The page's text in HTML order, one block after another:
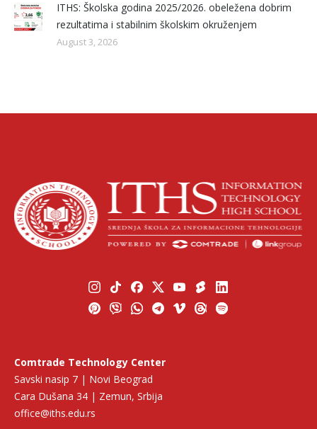
ITHS: Školska godina 2025/2026. obeležena dobrim
rezultatima i stabilnim školskim okruženjem
August 3, 2026
Comtrade Technology Center
Savski nasip 7 | Novi Beograd
Cara Dušana 34 | Zemun, Srbija
office@iths.edu.rs